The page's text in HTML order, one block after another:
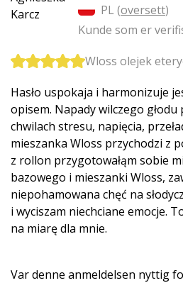
PL (oversett)
Kunde som er
Wloss olejek
Hasło uspokaja i harmonizuje
opisem. Napady wilczego
chwilach stresu, napięcia,
mieszanka Wloss przychodzi z
z rollon przygotowałąm sobie
bazowego i mieszanki Wloss,
niepohamowana chęć na
i wyciszam niechciane emocje.
na miarę dla mnie.
Var denne anmeldelsen nyttig